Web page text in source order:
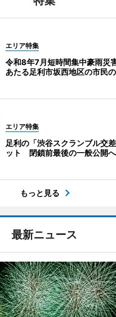
エリア特集
令和8年7月短時間集中豪雨
あたる足利市坂西地区の市民
エリア特集
足利の「渋谷スクランブル交
ット 閉鎖前最後の一般公開へ
もっと見る
最新ニュース